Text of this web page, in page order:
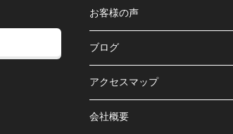
お客様の声
ブログ
アクセスマップ
会社概要